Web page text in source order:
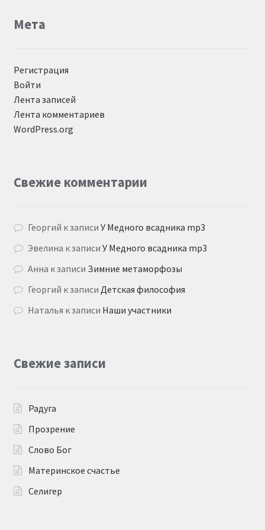
Мета
Регистрация
Войти
Лента записей
Лента комментариев
WordPress.org
Свежие комментарии
Георгий к записиУ Медного всадника mp3
Эвелина к записиУ Медного всадника mp3
Анна к записи Зимние метаморфозы
Георгий к записи Детская философия
Наталья к записи Наши участники
Свежие записи
Радуга
Прозрение
Слово Бог
Материнское счастье
Селигер